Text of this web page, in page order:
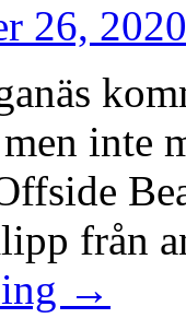
26, 2020
inte
från
→